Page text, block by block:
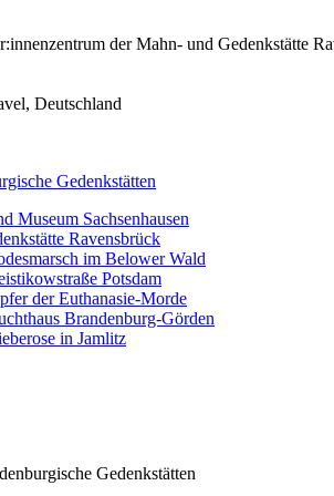
der Mahn- und Gedenkstätte
Deutschland
Museum Sachsenhausen
Ravensbrück
im Belower Wald
Potsdam
der Euthanasie-Morde
Brandenburg-Görden
in Jamlitz
Gedenkstätten